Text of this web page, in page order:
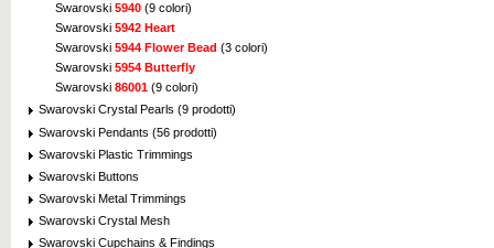
Swarovski 5940 (9 colori)
Swarovski 5942 Heart
Swarovski 5944 Flower Bead (3 colori)
Swarovski 5954 Butterfly
Swarovski 86001 (9 colori)
Swarovski Crystal Pearls (9 prodotti)
Swarovski Pendants (56 prodotti)
Swarovski Plastic Trimmings
Swarovski Buttons
Swarovski Metal Trimmings
Swarovski Crystal Mesh
Swarovski Cupchains & Findings